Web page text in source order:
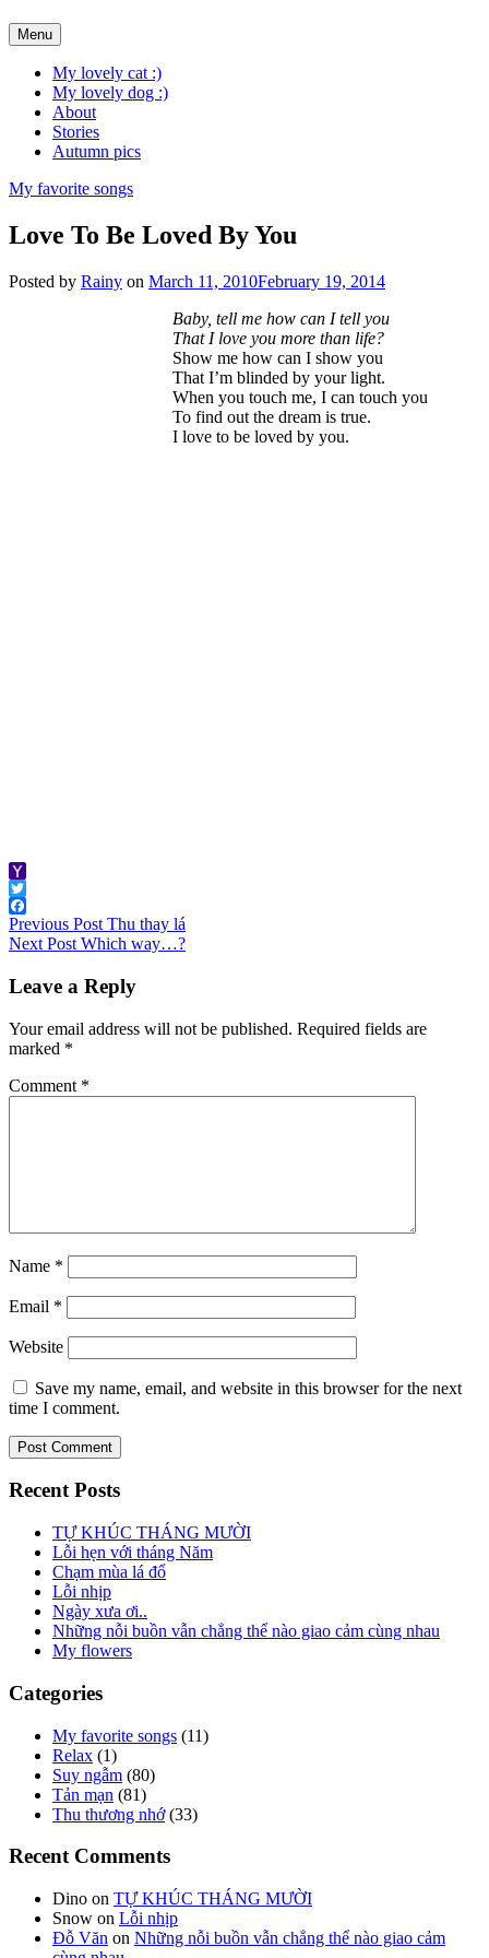
Skip
to
content
Menu
My lovely cat :)
My lovely dog :)
About
Stories
Autumn pics
My favorite songs
Love To Be Loved By You
Posted by Rainy on March 11, 2010February 19, 2014
Baby, tell me how can I tell you
That I love you more than life?
Show me how can I show you
That I’m blinded by your light.
When you touch me, I can touch you
To find out the dream is true.
I love to be loved by you.
Yahoo
Mail
Twitter
Facebook
Post
navigation
Previous Post Thu thay lá
Next Post Which way…?
Leave a Reply
Your email address will not be published. Required fields are
marked *
Comment *
Name *
Email *
Website
Save my name, email, and website in this browser for the next
time I comment.
Recent Posts
TỰ KHÚC THÁNG MƯỜI
Lỗi hẹn với tháng Năm
Chạm mùa lá đổ
Lỗi nhịp
Ngày xưa ơi..
Những nỗi buồn vẫn chẳng thể nào giao cảm cùng nhau
My flowers
Categories
My favorite songs (11)
Relax (1)
Suy ngẫm (80)
Tản mạn (81)
Thu thương nhớ(33)
Recent Comments
Dino on TỰ KHÚC THÁNG MƯỜI
Snow on Lỗi nhịp
Đỗ Văn on Những nỗi buồn vẫn chẳng thể nào giao cảm